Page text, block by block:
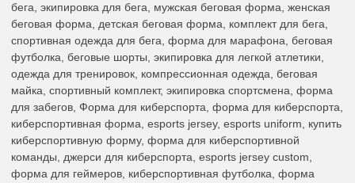
бега, экипировка для бега, мужская беговая форма, женская
беговая форма, детская беговая форма, комплект для бега,
спортивная одежда для бега, форма для марафона, беговая
футболка, беговые шорты, экипировка для легкой атлетики,
одежда для тренировок, компрессионная одежда, беговая
майка, спортивный комплект, экипировка спортсмена, форма
для забегов, Форма для киберспорта, форма для киберспорта,
киберспортивная форма, esports jersey, esports uniform, купить
киберспортивную форму, форма для киберспортивной
команды, джерси для киберспорта, esports jersey custom,
форма для геймеров, киберспортивная футболка, форма